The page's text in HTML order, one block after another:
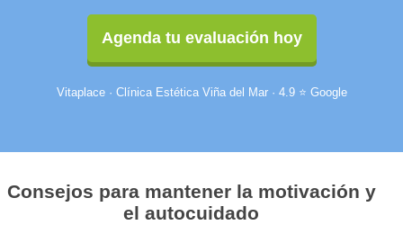
Agenda tu evaluación hoy
Vitaplace · Clínica Estética Viña del Mar · 4.9 ⭐ Google
Consejos para mantener la motivación y
el autocuidado